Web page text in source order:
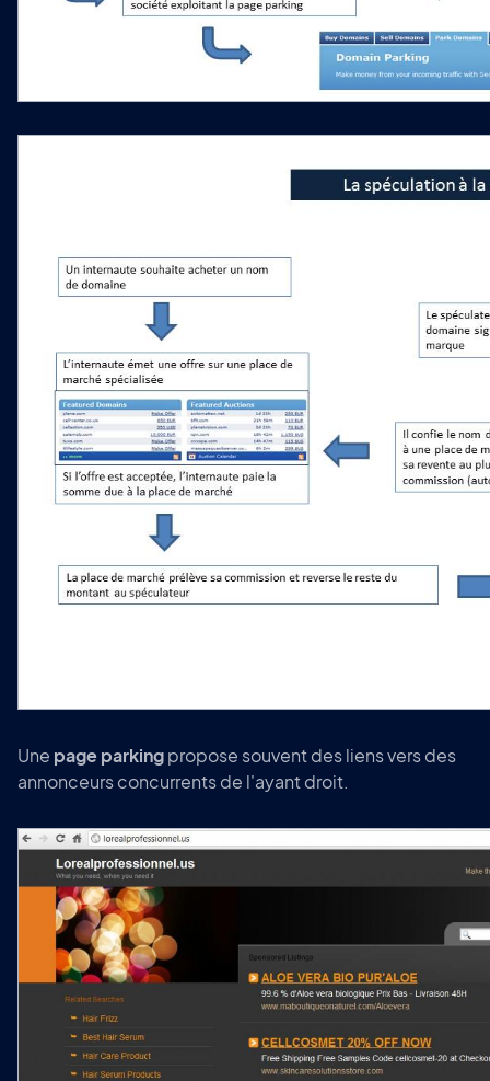
Une page parkingpropose souvent des liens vers des
annonceurs concurrents de l'ayant droit.